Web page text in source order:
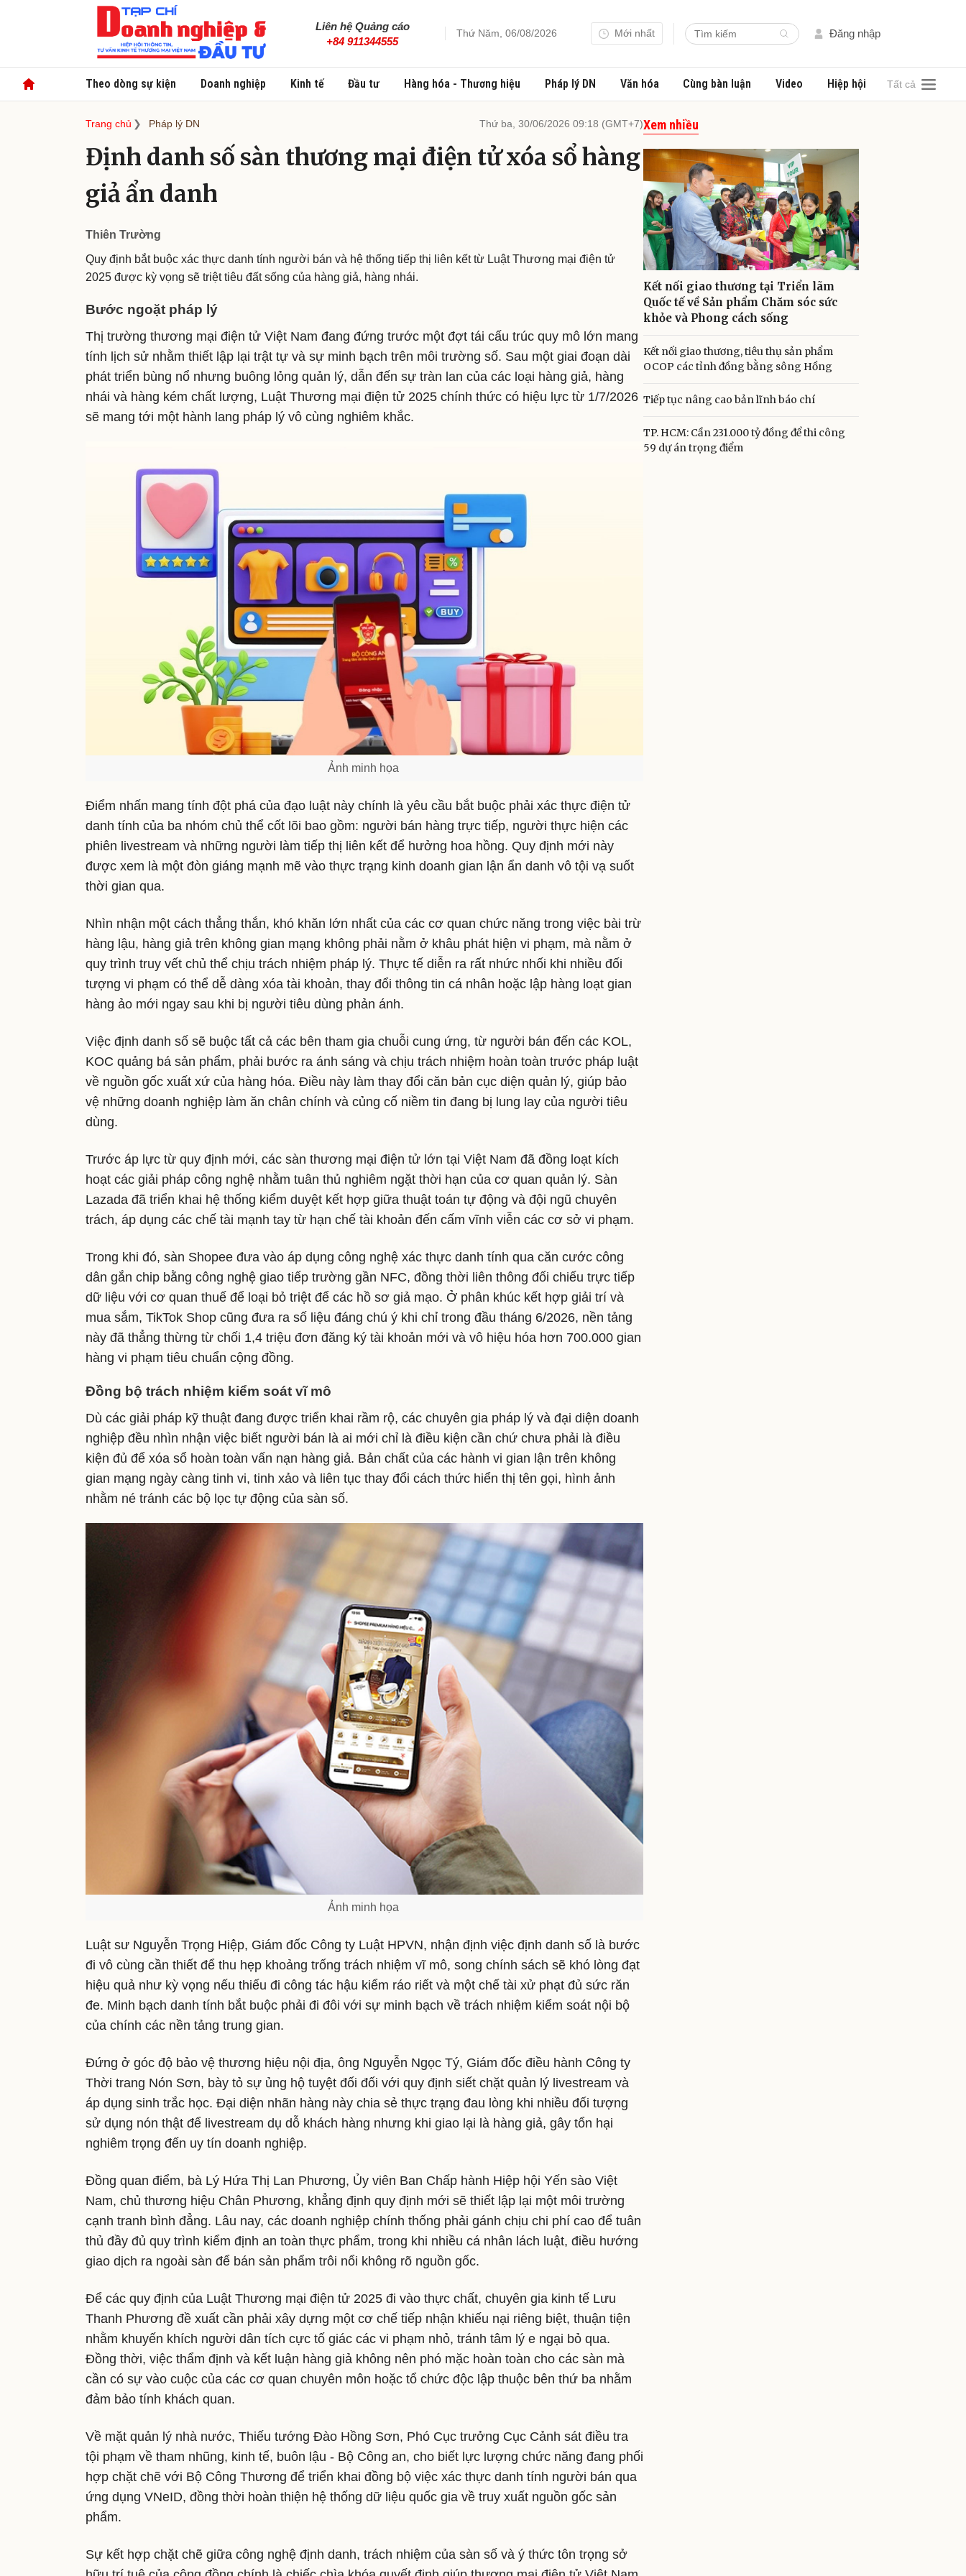
Liên hệ Quảng cáo
+84 911344555
Thứ Năm, 06/08/2026 Mới nhất Đăng nhập
Theo dòng sự kiện Doanh nghiệp Kinh tế Đầu tư Hàng hóa - Thương hiệu Pháp lý DN Văn hóa Cùng bàn luận Video Hiệp hội Tất cả
Trang chủ Pháp lý DN Thứ ba, 30/06/2026 09:18 (GMT+7)
Định danh số sàn thương mại điện tử xóa sổ hàng
giả ẩn danh
Thiên Trường
Quy định bắt buộc xác thực danh tính người bán và hệ thống tiếp thị liên kết từ Luật Thương mại điện tử
2025 được kỳ vọng sẽ triệt tiêu đất sống của hàng giả, hàng nhái.
Bước ngoặt pháp lý
Thị trường thương mại điện tử Việt Nam đang đứng trước một đợt tái cấu trúc quy mô lớn mang
tính lịch sử nhằm thiết lập lại trật tự và sự minh bạch trên môi trường số. Sau một giai đoạn dài
phát triển bùng nổ nhưng buông lỏng quản lý, dẫn đến sự tràn lan của các loại hàng giả, hàng
nhái và hàng kém chất lượng, Luật Thương mại điện tử 2025 chính thức có hiệu lực từ 1/7/2026
sẽ mang tới một hành lang pháp lý vô cùng nghiêm khắc.
Ảnh minh họa
Điểm nhấn mang tính đột phá của đạo luật này chính là yêu cầu bắt buộc phải xác thực điện tử
danh tính của ba nhóm chủ thể cốt lõi bao gồm: người bán hàng trực tiếp, người thực hiện các
phiên livestream và những người làm tiếp thị liên kết để hưởng hoa hồng. Quy định mới này
được xem là một đòn giáng mạnh mẽ vào thực trạng kinh doanh gian lận ẩn danh vô tội vạ suốt
thời gian qua.
Nhìn nhận một cách thẳng thắn, khó khăn lớn nhất của các cơ quan chức năng trong việc bài trừ
hàng lậu, hàng giả trên không gian mạng không phải nằm ở khâu phát hiện vi phạm, mà nằm ở
quy trình truy vết chủ thể chịu trách nhiệm pháp lý. Thực tế diễn ra rất nhức nhối khi nhiều đối
tượng vi phạm có thể dễ dàng xóa tài khoản, thay đổi thông tin cá nhân hoặc lập hàng loạt gian
hàng ảo mới ngay sau khi bị người tiêu dùng phản ánh.
Việc định danh số sẽ buộc tất cả các bên tham gia chuỗi cung ứng, từ người bán đến các KOL,
KOC quảng bá sản phẩm, phải bước ra ánh sáng và chịu trách nhiệm hoàn toàn trước pháp luật
về nguồn gốc xuất xứ của hàng hóa. Điều này làm thay đổi căn bản cục diện quản lý, giúp bảo
vệ những doanh nghiệp làm ăn chân chính và củng cố niềm tin đang bị lung lay của người tiêu
dùng.
Trước áp lực từ quy định mới, các sàn thương mại điện tử lớn tại Việt Nam đã đồng loạt kích
hoạt các giải pháp công nghệ nhằm tuân thủ nghiêm ngặt thời hạn của cơ quan quản lý. Sàn
Lazada đã triển khai hệ thống kiểm duyệt kết hợp giữa thuật toán tự động và đội ngũ chuyên
trách, áp dụng các chế tài mạnh tay từ hạn chế tài khoản đến cấm vĩnh viễn các cơ sở vi phạm.
Trong khi đó, sàn Shopee đưa vào áp dụng công nghệ xác thực danh tính qua căn cước công
dân gắn chip bằng công nghệ giao tiếp trường gần NFC, đồng thời liên thông đối chiếu trực tiếp
dữ liệu với cơ quan thuế để loại bỏ triệt để các hồ sơ giả mạo. Ở phân khúc kết hợp giải trí và
mua sắm, TikTok Shop cũng đưa ra số liệu đáng chú ý khi chỉ trong đầu tháng 6/2026, nền tảng
này đã thẳng thừng từ chối 1,4 triệu đơn đăng ký tài khoản mới và vô hiệu hóa hơn 700.000 gian
hàng vi phạm tiêu chuẩn cộng đồng.
Đồng bộ trách nhiệm kiểm soát vĩ mô
Dù các giải pháp kỹ thuật đang được triển khai rầm rộ, các chuyên gia pháp lý và đại diện doanh
nghiệp đều nhìn nhận việc biết người bán là ai mới chỉ là điều kiện cần chứ chưa phải là điều
kiện đủ để xóa sổ hoàn toàn vấn nạn hàng giả. Bản chất của các hành vi gian lận trên không
gian mạng ngày càng tinh vi, tinh xảo và liên tục thay đổi cách thức hiển thị tên gọi, hình ảnh
nhằm né tránh các bộ lọc tự động của sàn số.
Ảnh minh họa
Luật sư Nguyễn Trọng Hiệp, Giám đốc Công ty Luật HPVN, nhận định việc định danh số là bước
đi vô cùng cần thiết để thu hẹp khoảng trống trách nhiệm vĩ mô, song chính sách sẽ khó lòng đạt
hiệu quả như kỳ vọng nếu thiếu đi công tác hậu kiểm ráo riết và một chế tài xử phạt đủ sức răn
đe. Minh bạch danh tính bắt buộc phải đi đôi với sự minh bạch về trách nhiệm kiểm soát nội bộ
của chính các nền tảng trung gian.
Đứng ở góc độ bảo vệ thương hiệu nội địa, ông Nguyễn Ngọc Tý, Giám đốc điều hành Công ty
Thời trang Nón Sơn, bày tỏ sự ủng hộ tuyệt đối đối với quy định siết chặt quản lý livestream và
áp dụng sinh trắc học. Đại diện nhãn hàng này chia sẻ thực trạng đau lòng khi nhiều đối tượng
sử dụng nón thật để livestream dụ dỗ khách hàng nhưng khi giao lại là hàng giả, gây tổn hại
nghiêm trọng đến uy tín doanh nghiệp.
Đồng quan điểm, bà Lý Hứa Thị Lan Phương, Ủy viên Ban Chấp hành Hiệp hội Yến sào Việt
Nam, chủ thương hiệu Chân Phương, khẳng định quy định mới sẽ thiết lập lại một môi trường
cạnh tranh bình đẳng. Lâu nay, các doanh nghiệp chính thống phải gánh chịu chi phí cao để tuân
thủ đầy đủ quy trình kiểm định an toàn thực phẩm, trong khi nhiều cá nhân lách luật, điều hướng
giao dịch ra ngoài sàn để bán sản phẩm trôi nổi không rõ nguồn gốc.
Để các quy định của Luật Thương mại điện tử 2025 đi vào thực chất, chuyên gia kinh tế Lưu
Thanh Phương đề xuất cần phải xây dựng một cơ chế tiếp nhận khiếu nại riêng biệt, thuận tiện
nhằm khuyến khích người dân tích cực tố giác các vi phạm nhỏ, tránh tâm lý e ngại bỏ qua.
Đồng thời, việc thẩm định và kết luận hàng giả không nên phó mặc hoàn toàn cho các sàn mà
cần có sự vào cuộc của các cơ quan chuyên môn hoặc tổ chức độc lập thuộc bên thứ ba nhằm
đảm bảo tính khách quan.
Về mặt quản lý nhà nước, Thiếu tướng Đào Hồng Sơn, Phó Cục trưởng Cục Cảnh sát điều tra
tội phạm về tham nhũng, kinh tế, buôn lậu - Bộ Công an, cho biết lực lượng chức năng đang phối
hợp chặt chẽ với Bộ Công Thương để triển khai đồng bộ việc xác thực danh tính người bán qua
ứng dụng VNeID, đồng thời hoàn thiện hệ thống dữ liệu quốc gia về truy xuất nguồn gốc sản
phẩm.
Sự kết hợp chặt chẽ giữa công nghệ định danh, trách nhiệm của sàn số và ý thức tôn trọng sở
Xem nhiều
Kết nối giao thương tại Triển lãm
Quốc tế về Sản phẩm Chăm sóc sức
khỏe và Phong cách sống
Kết nối giao thương, tiêu thụ sản phẩm
OCOP các tỉnh đồng bằng sông Hồng
Tiếp tục nâng cao bản lĩnh báo chí
TP. HCM: Cần 231.000 tỷ đồng để thi công
59 dự án trọng điểm